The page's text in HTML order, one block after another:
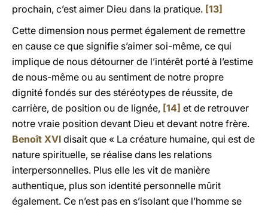
prochain, c’est aimer Dieu dans la pratique. [13]
Cette dimension nous permet également de remettre
en cause ce que signifie s’aimer soi-même, ce qui
implique de nous détourner de l’intérêt porté à l’estime
de nous-même ou au sentiment de notre propre
dignité fondés sur des stéréotypes de réussite, de
carrière, de position ou de lignée, [14] et de retrouver
notre vraie position devant Dieu et devant notre frère.
Benoît XVI disait que « La créature humaine, qui est de
nature spirituelle, se réalise dans les relations
interpersonnelles. Plus elle les vit de manière
authentique, plus son identité personnelle mûrit
également. Ce n’est pas en s’isolant que l’homme se